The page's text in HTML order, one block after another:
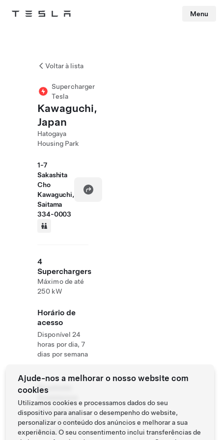
Tesla Menu
Voltar à lista
Supercharger
Tesla
Kawaguchi,
Japan
Hatogaya
Housing Park
1-7
Sakashita
Cho
Kawaguchi,
Saitama
334-0003
4
Superchargers
Máximo de até
250 kW
Horário de
acesso
Disponível 24
horas por dia, 7
dias por semana
Roadside
Tesla Owner
Service:
0120-
312-441
Ajude-nos a melhorar o nosso website com
cookies
Utilizamos cookies e processamos dados do seu
dispositivo para analisar o desempenho do website,
personalizar o conteúdo dos anúncios e melhorar a sua
experiência. O seu consentimento inclui transferências de